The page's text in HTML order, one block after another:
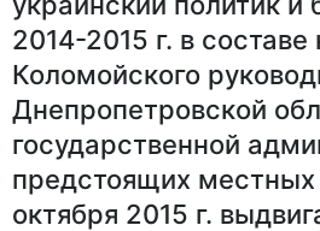
2014-2015 г. в
Коломойского
Днепропетровской
государственной
предстоящих
октября 2015 г.